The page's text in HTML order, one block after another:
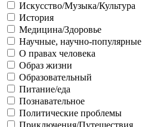
Искусство/Музыка/Культура
История
Медицина/Здоровье
Научные, научно-популярные
О правах человека
Образ жизни
Образовательный
Питание/еда
Познавательное
Политические проблемы